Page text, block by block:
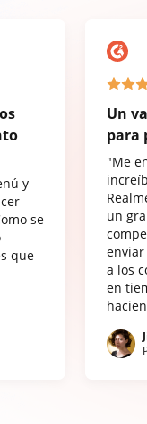
y
se
que
Un
para
"Me
un
a los
en